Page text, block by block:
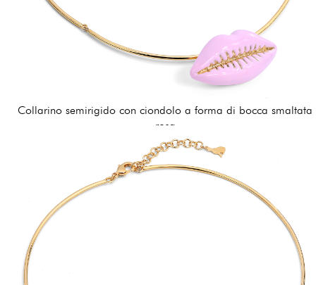
Collarino semirigido con ciondolo a forma di bocca smaltata
rosa
162,00 €